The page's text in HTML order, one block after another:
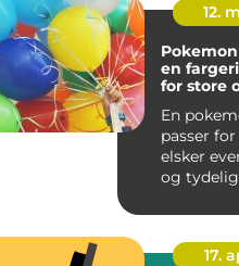
12.
en
for store
En
passer
elsker
og
17.